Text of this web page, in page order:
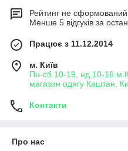
Рейтинг не сформований
Менше 5 відгуків за
Працює з 11.12.2014
м. Київ
Пн-сб 10-19, нд 10-16
магазин одягу Каштан,
Контакти
Про нас